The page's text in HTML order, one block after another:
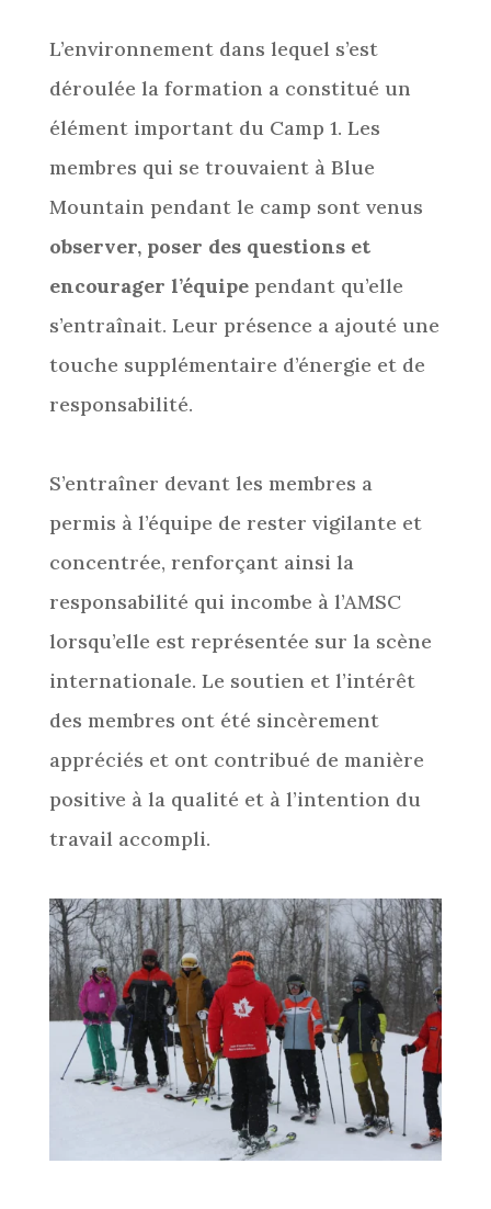
L’environnement dans lequel s’est
déroulée la formation a constitué un
élément important du Camp 1. Les
membres qui se trouvaient à Blue
Mountain pendant le camp sont venus
observer, poser des questions et
encourager l’équipependant qu’elle
s’entraînait. Leur présence a ajouté une
touche supplémentaire d’énergie et de
responsabilité.
S’entraîner devant les membres a
permis à l’équipe de rester vigilante et
concentrée, renforçant ainsi la
responsabilité qui incombe à l’AMSC
lorsqu’elle est représentée sur la scène
internationale. Le soutien et l’intérêt
des membres ont été sincèrement
appréciés et ont contribué de manière
positive à la qualité et à l’intention du
travail accompli.